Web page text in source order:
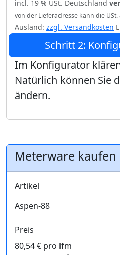
incl. 19 % USt. Deutschland
von der Lieferadresse kann die
Ausland: zzgl. Versandkosten
Schritt 2:
Im Konfigurator
Natürlich können Sie
ändern.
Meterware kaufen
Artikel
Aspen-88
Preis
80,54 € pro lfm